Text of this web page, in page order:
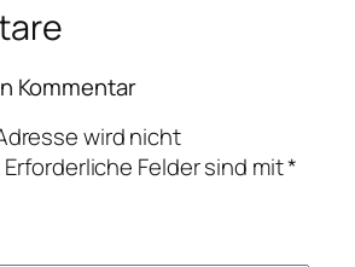
Kommentar
wird nicht
Erforderliche Felder sind mit*